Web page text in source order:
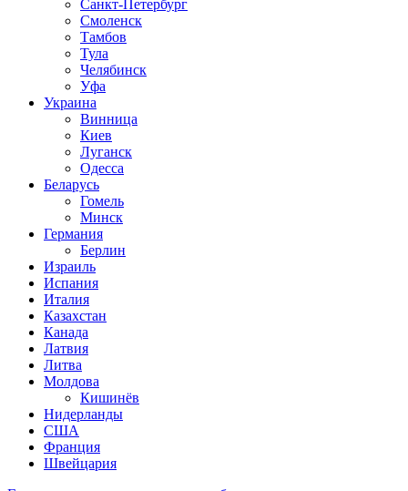
Санкт-Петербург
Смоленск
Тамбов
Тула
Челябинск
Уфа
Украина
Винница
Киев
Луганск
Одесса
Беларусь
Гомель
Минск
Германия
Берлин
Израиль
Испания
Италия
Казахстан
Канада
Латвия
Литва
Молдова
Кишинёв
Нидерланды
США
Франция
Швейцария